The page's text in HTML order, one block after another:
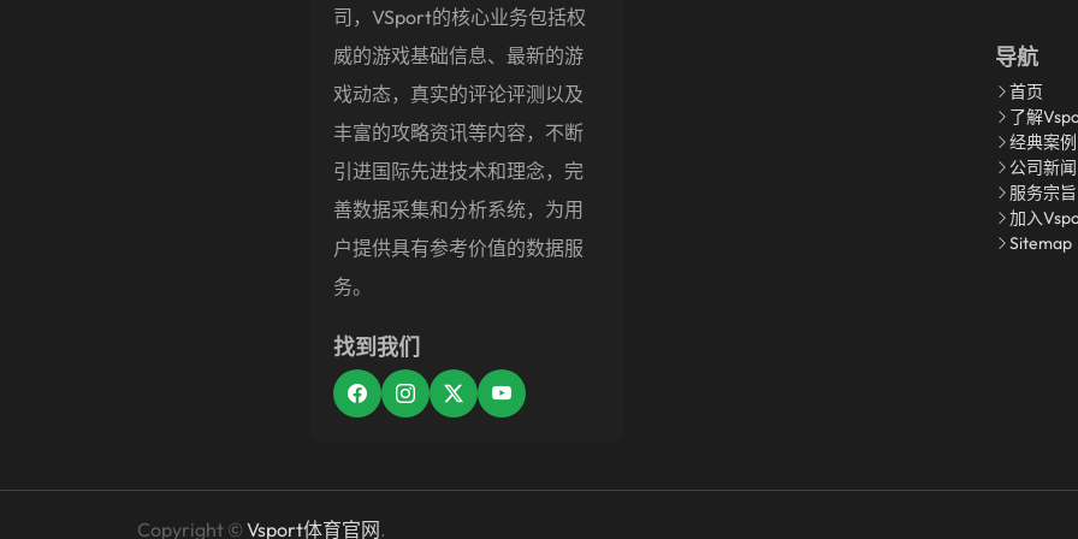
司，VSport的核心业务包括权
威的游戏基础信息、最新的游
戏动态，真实的评论评测以及
丰富的攻略资讯等内容，不断
引进国际先进技术和理念，完
善数据采集和分析系统，为用
户提供具有参考价值的数据服
务。
找到我们
导航
首页
了解
经典案例
公司新闻
服务宗旨
加入
Sitemap
Copyright © Vsport体育官网.